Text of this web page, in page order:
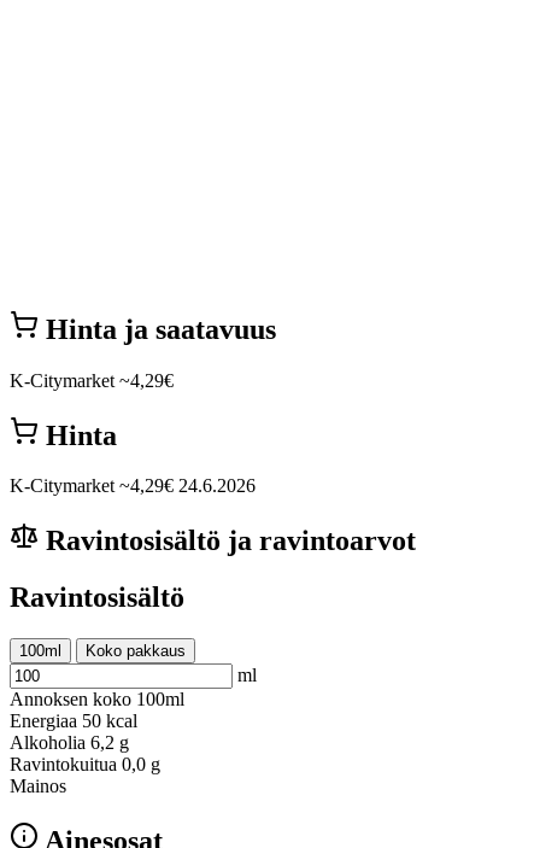
Hinta ja saatavuus
K-Citymarket ~4,29€
Hinta
K-Citymarket ~4,29€ 24.6.2026
Ravintosisältö ja ravintoarvot
Ravintosisältö
100ml Koko pakkaus
ml
Annoksen koko 100ml
Energiaa 50 kcal
Alkoholia 6,2 g
Ravintokuitua 0,0 g
Mainos
Ainesosat